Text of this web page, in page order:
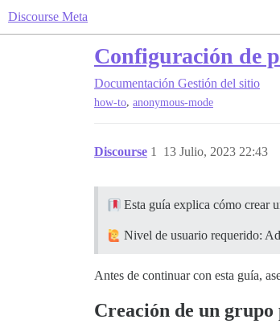
Discourse Meta
Configuración de
Documentación Gestión del sitio
how-to, anonymous-mode
Discourse 13 Julio, 2023 22:43
1
Esta guía explica cómo crear
Nivel de usuario requerido:
Antes de continuar con esta guía,
Creación de un